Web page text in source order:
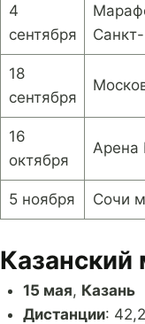
4
сентября
18
сентября
16
октября
Арена
5 ноября Сочи
Казанский
15 мая, Казань
Дистанции: